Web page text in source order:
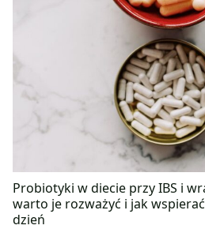
Probiotyki w diecie przy IBS i
warto je rozważyć i jak
dzień